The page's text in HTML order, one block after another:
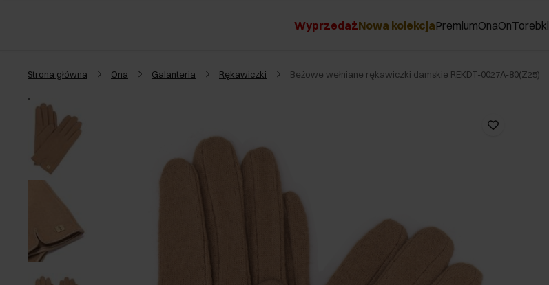
WyprzedażNowa kolekcjaPremiumOnaOnTorebki
Strona główna Ona Galanteria Rękawiczki Beżowe wełniane rękawiczki damskie REKDT-0027A-80(Z25)